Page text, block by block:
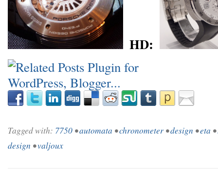
_ HD:
Tagged with: 7750 •automata •chronometer •design •eta •
design •valjoux